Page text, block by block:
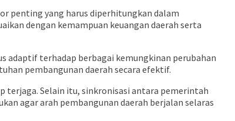
penting yang harus diperhitungkan dalam
dengan kemampuan keuangan daerah serta
adaptif terhadap berbagai kemungkinan perubahan
pembangunan daerah secara efektif.
terjaga. Selain itu, sinkronisasi antara pemerintah
agar arah pembangunan daerah berjalan selaras